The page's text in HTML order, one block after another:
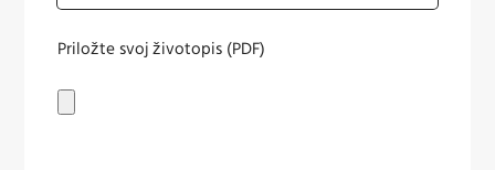
Priložte svoj životopis (PDF)